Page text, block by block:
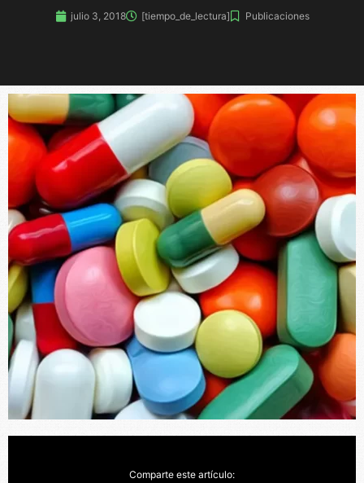
julio 3, 2018 [tiempo_de_lectura] Publicaciones
Comparte este artículo: